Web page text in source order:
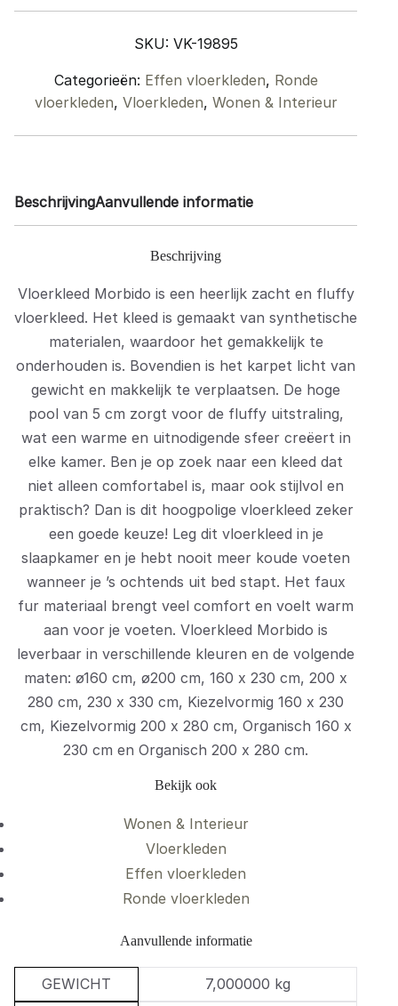
cm
SKU: VK-19895
Categorieën: Effen vloerkleden, Ronde
vloerkleden, Vloerkleden, Wonen & Interieur
BeschrijvingAanvullende informatie
Beschrijving
Vloerkleed Morbido is een heerlijk zacht en fluffy
vloerkleed. Het kleed is gemaakt van synthetische
materialen, waardoor het gemakkelijk te
onderhouden is. Bovendien is het karpet licht van
gewicht en makkelijk te verplaatsen. De hoge
pool van 5 cm zorgt voor de fluffy uitstraling,
wat een warme en uitnodigende sfeer creëert in
elke kamer. Ben je op zoek naar een kleed dat
niet alleen comfortabel is, maar ook stijlvol en
praktisch? Dan is dit hoogpolige vloerkleed zeker
een goede keuze! Leg dit vloerkleed in je
slaapkamer en je hebt nooit meer koude voeten
wanneer je ’s ochtends uit bed stapt. Het faux
fur materiaal brengt veel comfort en voelt warm
aan voor je voeten. Vloerkleed Morbido is
leverbaar in verschillende kleuren en de volgende
maten: ø160 cm, ø200 cm, 160 x 230 cm, 200 x
280 cm, 230 x 330 cm, Kiezelvormig 160 x 230
cm, Kiezelvormig 200 x 280 cm, Organisch 160 x
230 cm en Organisch 200 x 280 cm.
Bekijk ook
Wonen & Interieur
Vloerkleden
Effen vloerkleden
Ronde vloerkleden
Aanvullende informatie
GEWICHT
7,000000 kg